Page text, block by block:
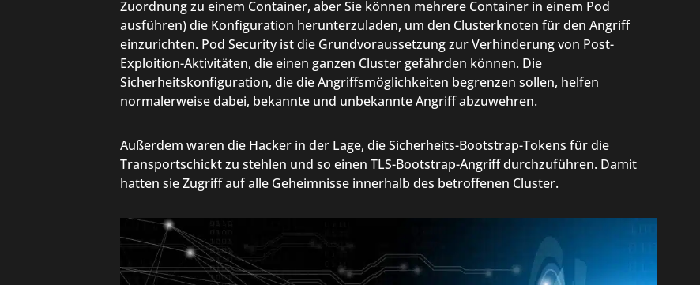
Zuordnung zu einem Container, aber Sie können mehrere Container in einem Pod
ausführen) die Konfiguration herunterzuladen, um den Clusterknoten für den Angriff
einzurichten. Pod Security ist die Grundvoraussetzung zur Verhinderung von Post-
Exploition-Aktivitäten, die einen ganzen Cluster gefährden können. Die
Sicherheitskonfiguration, die die Angriffsmöglichkeiten begrenzen sollen, helfen
normalerweise dabei, bekannte und unbekannte Angriff abzuwehren.
Außerdem waren die Hacker in der Lage, die Sicherheits-Bootstrap-Tokens für die
Transportschickt zu stehlen und so einen TLS-Bootstrap-Angriff durchzuführen. Damit
hatten sie Zugriff auf alle Geheimnisse innerhalb des betroffenen Cluster.